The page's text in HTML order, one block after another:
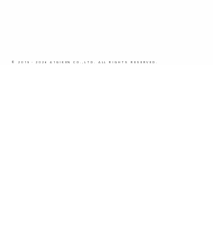
© 2015 - 2026 A1GIKEN CO.,LTD. ALL RIGHTS RESERVED.